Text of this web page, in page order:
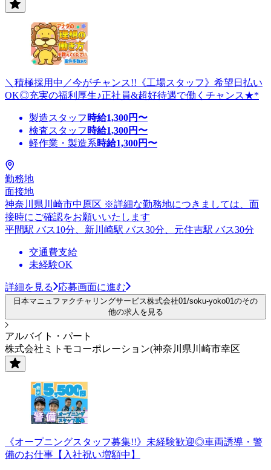
＼積極採用中／今がチャンス!!《工場スタッフ》希望日払い
OK◎充実の福利厚生♪正社員&超好待遇で働くチャンス★*
製造スタッフ 時給1,300円〜
検査スタッフ 時給1,300円〜
軽作業・製造系時給1,300円〜
勤務地
面接地
神奈川県川崎市中原区 ※詳細な勤務地につきましては、面
接時にご確認をお願いいたします
平間駅 バス10分、新川崎駅 バス30分、元住吉駅 バス30分
交通費支給
未経験OK
詳細を見る 応募画面に進む
日本マニュファクチャリングサービス株式会社01/soku-yoko01のその
他の求人を見る
アルバイト・パート
株式会社ミトモコーポレーション(神奈川県川崎市幸区
《オープニングスタッフ募集!!》未経験歓迎◎車両誘導・警
備のお仕事【入社祝い増額中】